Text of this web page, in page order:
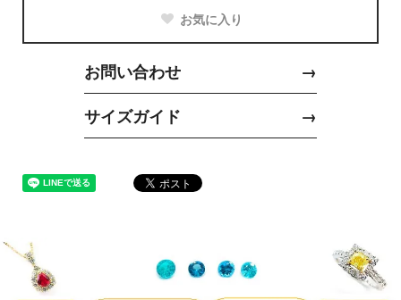
お気に入り
お問い合わせ →
サイズガイド →